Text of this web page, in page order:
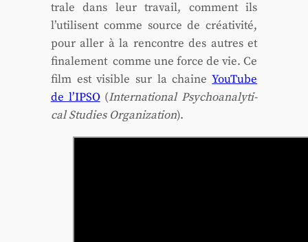
trale dans leur tra­vail, com­ment ils
l’utilisent comme source de créa­ti­vi­té,
pour aller à la ren­contre des autres et
fina­le­ment comme une force de vie. Ce
film est visible sur la chaineYou­Tube
de l’IPSO (Inter­na­tio­nal Psy­cho­ana­ly­ti­
cal Stu­dies Orga­ni­za­tion).